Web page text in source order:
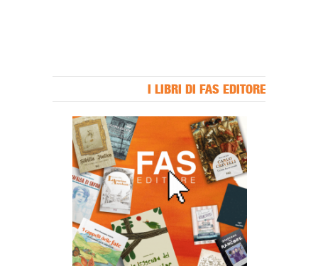
I LIBRI DI FAS EDITORE